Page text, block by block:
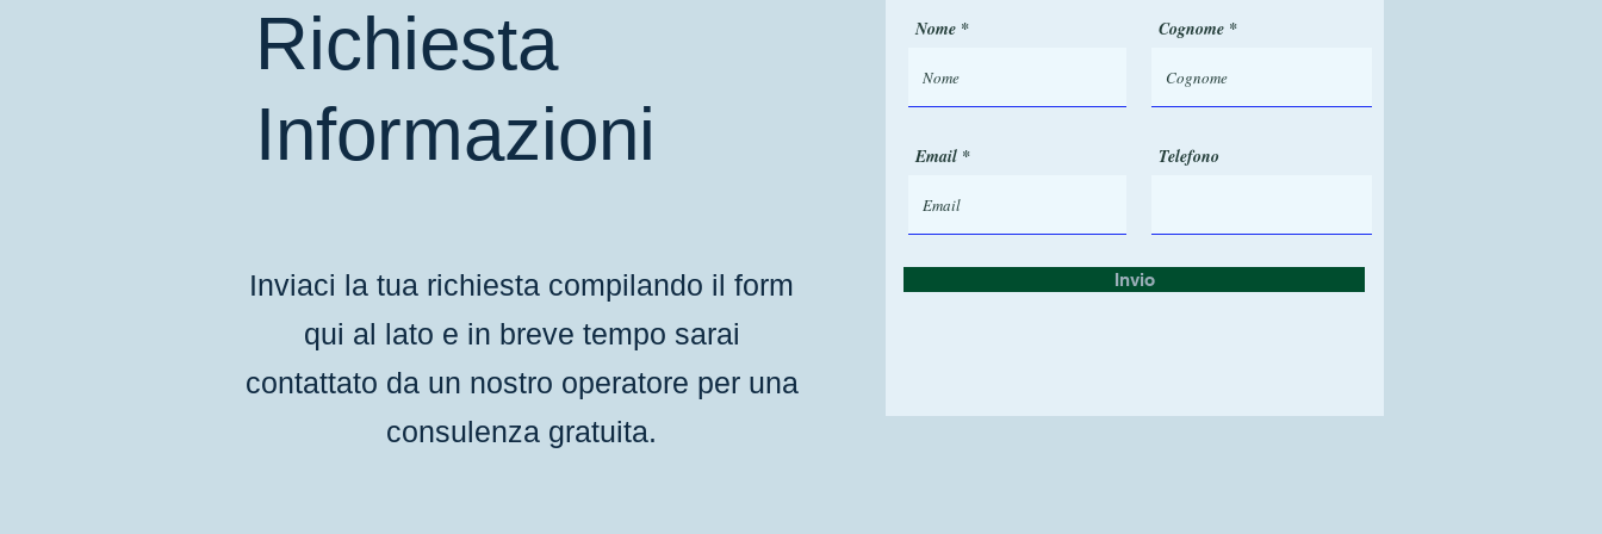
Richiesta
Informazioni
Inviaci la tua richiesta compilando il form
qui al lato e in breve tempo sarai
contattato da un nostro operatore per una
consulenza gratuita.
d
Nome Cognome
Email Telefono
Invio